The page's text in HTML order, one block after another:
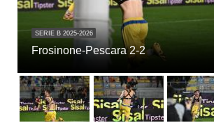
SERIE B 2025-2026
Frosinone-Pescara 2-2